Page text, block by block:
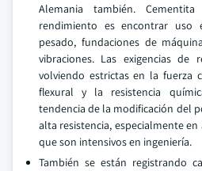
Alemania también.
rendimiento es encontrar
pesado, fundaciones de
vibraciones. Las exigencias de
volviendo estrictas en la fuerza
flexural y la resistencia
tendencia de la modificación del
alta resistencia, especialmente
que son intensivos en ingeniería.
También se están registrando